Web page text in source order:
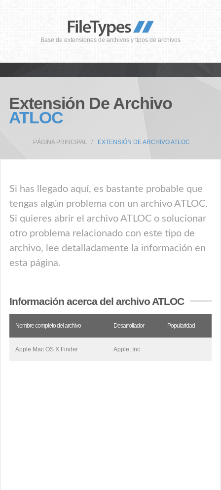
Base de extensiones de archivos y tipos de archivos
Extensión De Archivo
ATLOC
PÁGINA PRINCIPAL EXTENSIÓN DE ARCHIVO ATLOC
Si has llegado aquí, es bastante probable que
tengas algún problema con un archivo ATLOC.
Si quieres abrir el archivo ATLOC o solucionar
otro problema relacionado con este tipo de
archivo, lee detalladamente la información en
esta página.
Información acerca del archivo ATLOC
Nombre completo del archivo Desarrollador Popularidad
Apple Mac OS X Finder Apple, Inc.